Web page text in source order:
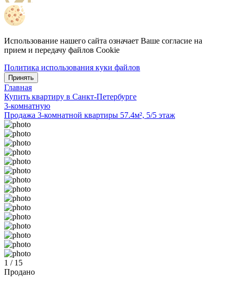
Использование нашего сайта означает Ваше согласие на
прием и передачу файлов Cookie
Политика использования куки файлов
Принять
Главная
Купить квартиру в Санкт-Петербурге
3-комнатную
Продажа 3-комнатной квартиры 57.4м², 5/5 этаж
1 / 15
Продано